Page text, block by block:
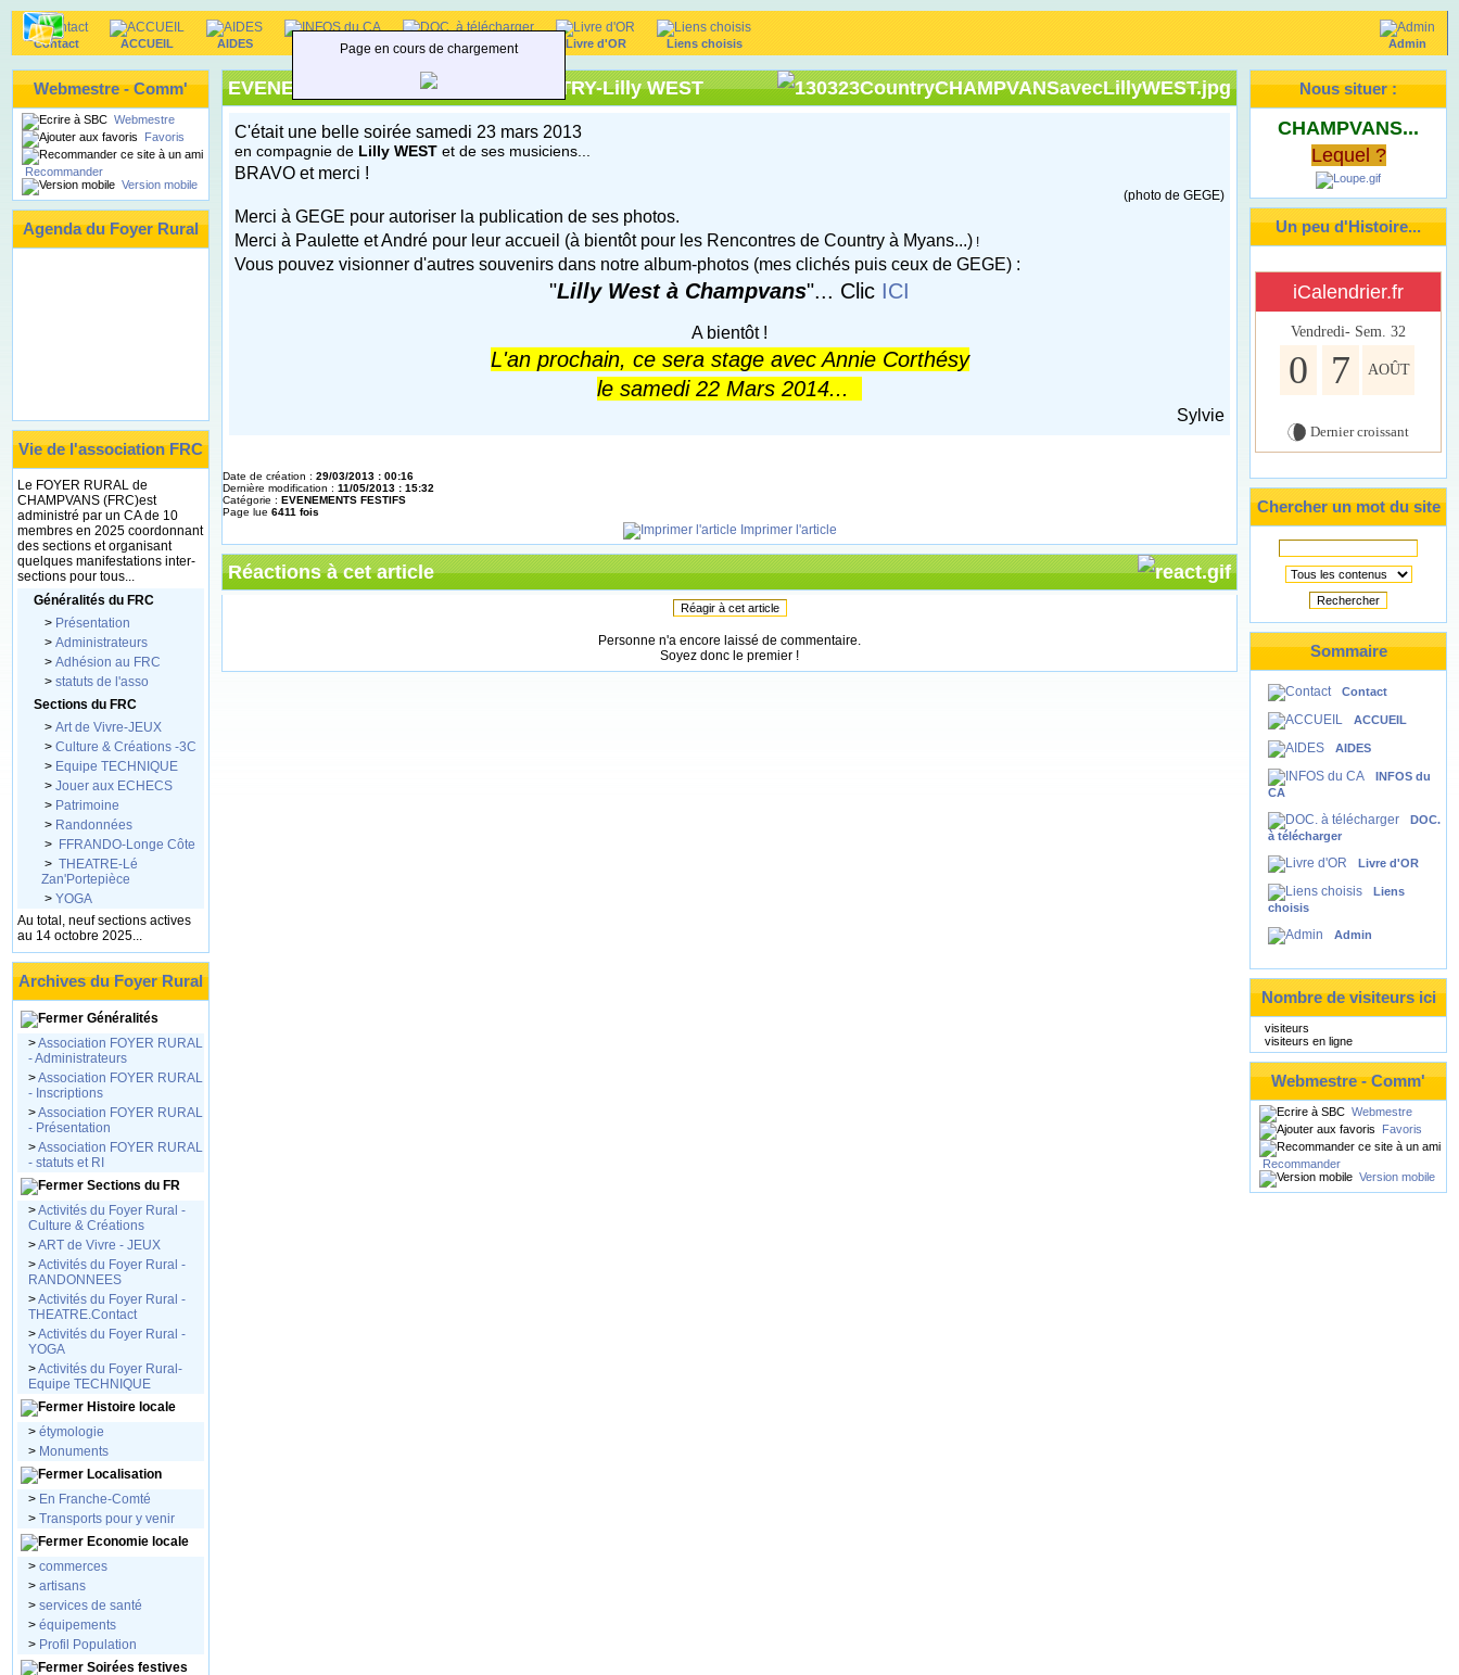
Page en cours de chargement Admin
Contact ACCUEIL AIDES INFOS du CA DOC. à télécharger Livre d'OR Liens choisis
Webmestre - Comm'
Webmestre
Favoris
Recommander
Version mobile
Agenda du Foyer Rural
Vie de l'association FRC
Le FOYER RURAL de
CHAMPVANS (FRC)est
administré par un CA de 10
membres en 2025 coordonnant
des sections et organisant
quelques manifestations inter-
sections pour tous...
Généralités du FRC
> Présentation
> Administrateurs
> Adhésion au FRC
> statuts de l'asso
Sections du FRC
> Art de Vivre-JEUX
> Culture & Créations -3C
> Equipe TECHNIQUE
> Jouer aux ECHECS
> Patrimoine
> Randonnées
> FFRANDO-Longe Côte
> THEATRE-Lé
Zan'Portepièce
> YOGA
Au total, neuf sections actives
au 14 octobre 2025...
Archives du Foyer Rural
Généralités
>Association FOYER RURAL
- Administrateurs
>Association FOYER RURAL
- Inscriptions
>Association FOYER RURAL
- Présentation
>Association FOYER RURAL
- statuts et RI
Sections du FR
>Activités du Foyer Rural -
Culture & Créations
>ART de Vivre - JEUX
>Activités du Foyer Rural -
RANDONNEES
>Activités du Foyer Rural -
THEATRE.Contact
>Activités du Foyer Rural -
YOGA
>Activités du Foyer Rural-
Equipe TECHNIQUE
Histoire locale
> étymologie
> Monuments
Localisation
> En Franche-Comté
> Transports pour y venir
Economie locale
> commerces
> artisans
> services de santé
> équipements
> Profil Population
Soirées festives
EVENEMENTS FESTIFS - Bal COUNTRY-Lilly WEST
C'était une belle soirée samedi 23 mars 2013
en compagnie de Lilly WEST et de ses musiciens...
BRAVO et merci !
(photo de GEGE)
Merci à GEGE pour autoriser la publication de ses photos.
Merci à Paulette et André pour leur accueil (à bientôt pour les Rencontres de Country à Myans...) !
Vous pouvez visionner d'autres souvenirs dans notre album-photos (mes clichés puis ceux de GEGE) :
"Lilly West à Champvans"... Clic ICI
A bientôt !
L'an prochain, ce sera stage avec Annie Corthésy
le samedi 22 Mars 2014...
Sylvie
Date de création : 29/03/2013 : 00:16
Dernière modification : 11/05/2013 : 15:32
Catégorie : EVENEMENTS FESTIFS
Page lue 6411 fois
Imprimer l'article
Réactions à cet article
Réagir à cet article
Personne n'a encore laissé de commentaire.
Soyez donc le premier !
Nous situer :
CHAMPVANS...
Lequel ?
Un peu d'Histoire...
iCalendrier.fr
Vendredi- Sem. 32
0 7 AOÛT
Dernier croissant
Chercher un mot du site
Rechercher
Sommaire
Contact
ACCUEIL
AIDES
INFOS du
CA
DOC.
à télécharger
Livre d'OR
Liens
choisis
Admin
Nombre de visiteurs ici
visiteurs
visiteurs en ligne
Webmestre - Comm'
Webmestre
Favoris
Recommander
Version mobile